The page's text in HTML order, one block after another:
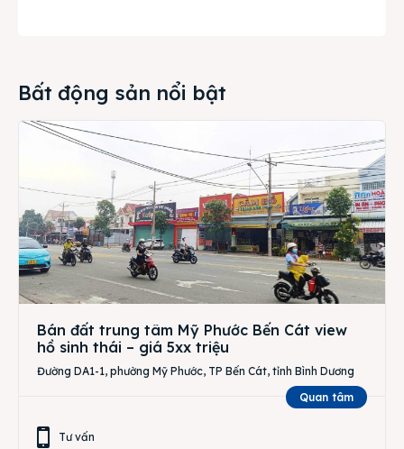
Bất động sản nổi bật
Bán đất trung tâm Mỹ Phước Bến Cát view
hồ sinh thái – giá 5xx triệu
Đường DA1-1, phường Mỹ Phước, TP Bến Cát, tỉnh Bình Dương
Quan tâm
Tư vấn